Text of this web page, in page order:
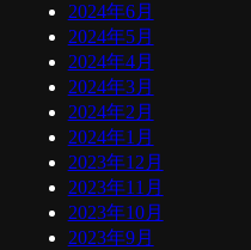
2024年6月
2024年5月
2024年4月
2024年3月
2024年2月
2024年1月
2023年12月
2023年11月
2023年10月
2023年9月